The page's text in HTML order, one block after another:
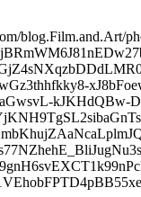
blog.Film.and.Art/
kJKHdQBw-